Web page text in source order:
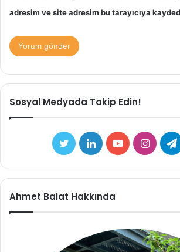
adresim ve site adresim bu tarayıcıya
Sosyal Medyada Takip Edin!
TwitterLinkedInYouTube
Ahmet Balat Hakkında